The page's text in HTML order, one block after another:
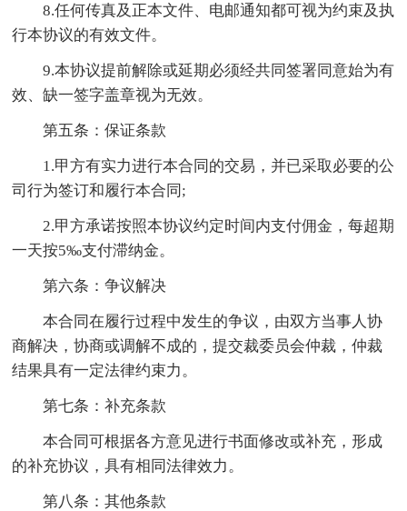
8.任何传真及正本文件、电邮通知都可视为约束及执
行本协议的有效文件。
9.本协议提前解除或延期必须经共同签署同意始为有
效、缺一签字盖章视为无效。
第五条：保证条款
1.甲方有实力进行本合同的交易，并已采取必要的公
司行为签订和履行本合同;
2.甲方承诺按照本协议约定时间内支付佣金，每超期
一天按5‰支付滞纳金。
第六条：争议解决
本合同在履行过程中发生的争议，由双方当事人协
商解决，协商或调解不成的，提交裁委员会仲裁，仲裁
结果具有一定法律约束力。
第七条：补充条款
本合同可根据各方意见进行书面修改或补充，形成
的补充协议，具有相同法律效力。
第八条：其他条款